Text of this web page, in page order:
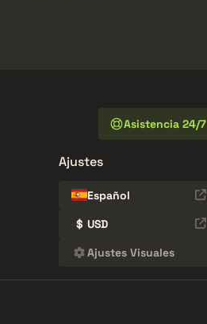
Asistencia 24/7
Ajustes
Español
$ USD
Ajustes Visuales